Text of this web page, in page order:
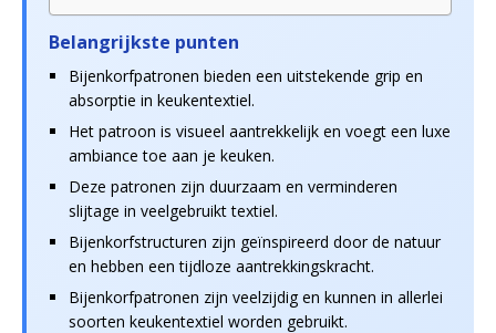
Belangrijkste punten
Bijenkorfpatronen bieden een uitstekende grip en
absorptie in keukentextiel.
Het patroon is visueel aantrekkelijk en voegt een luxe
ambiance toe aan je keuken.
Deze patronen zijn duurzaam en verminderen
slijtage in veelgebruikt textiel.
Bijenkorfstructuren zijn geïnspireerd door de natuur
en hebben een tijdloze aantrekkingskracht.
Bijenkorfpatronen zijn veelzijdig en kunnen in allerlei
soorten keukentextiel worden gebruikt.